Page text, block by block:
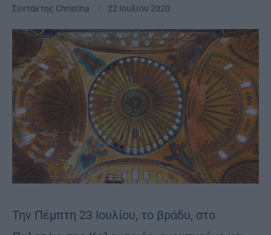
Συντάκτης Christina 22 Ιουλίου 2020
Την Πέμπτη 23 Ιουλίου, το βράδυ, στο